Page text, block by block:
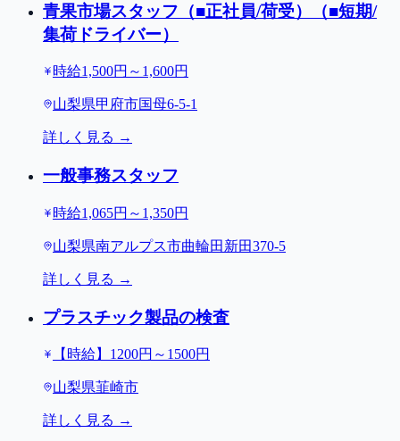
青果市場スタッフ（■正社員/荷受）（■短期/
集荷ドライバー）
時給1,500円～1,600円
山梨県甲府市国母6-5-1
詳しく見る →
一般事務スタッフ
時給1,065円～1,350円
山梨県南アルプス市曲輪田新田370-5
詳しく見る →
プラスチック製品の検査
【時給】1200円～1500円
山梨県韮崎市
詳しく見る →